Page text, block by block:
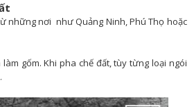
những nơi như Quảng Ninh, Phú Thọ hoặc
gốm. Khi pha chế đất, tùy từng loại ngói